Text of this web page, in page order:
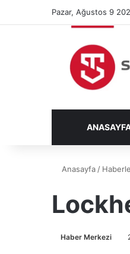
Pazar, Ağustos 9
Anasayfa/
Haber Merkezi